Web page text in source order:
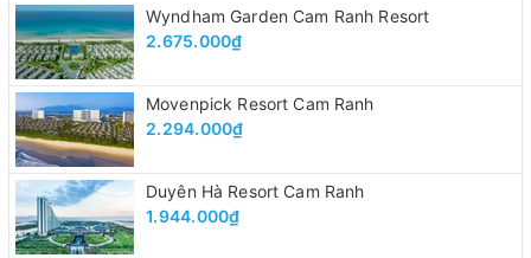
Wyndham Garden Cam Ranh Resort
2.675.000₫
Movenpick Resort Cam Ranh
2.294.000₫
Duyên Hà Resort Cam Ranh
1.944.000₫